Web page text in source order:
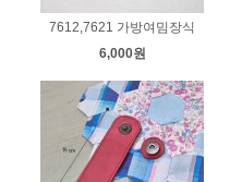
7612,7621 가방여밈장식
6,000원